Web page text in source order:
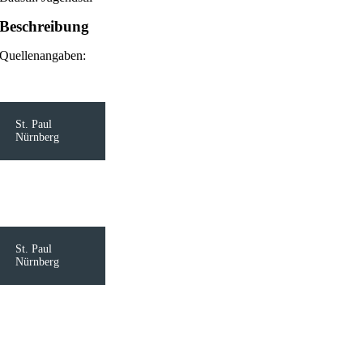
Beschreibung
Quellenangaben:
St. Paul
Nürnberg
St. Paul
Nürnberg